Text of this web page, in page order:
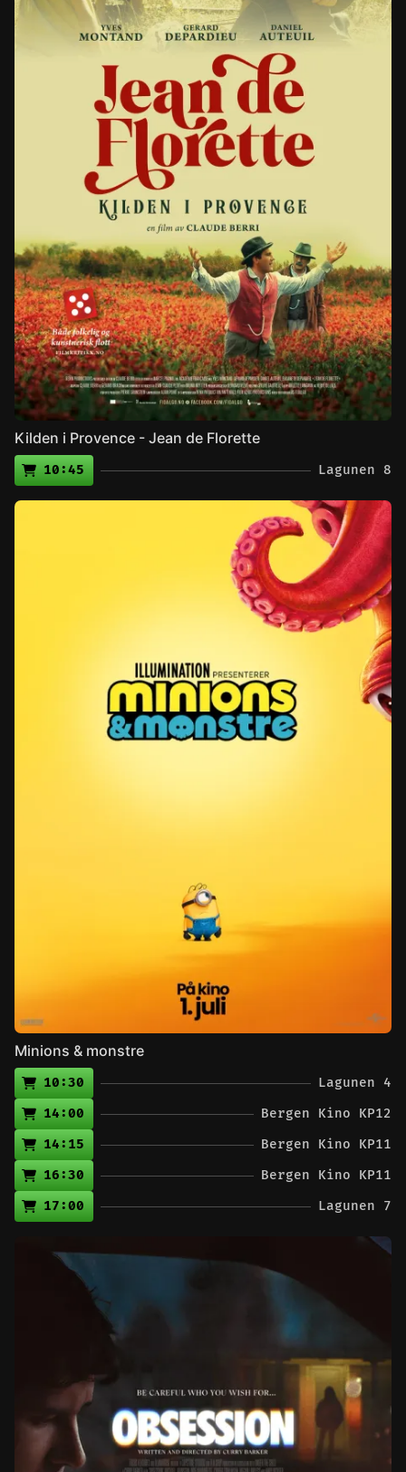
Kilden i Provence - Jean de Florette
10:45 Lagunen 8
Minions & monstre
10:30
Lagunen 4
14:00
Bergen Kino KP12
14:15
Bergen Kino KP11
16:30
Bergen Kino KP11
17:00
Lagunen 7